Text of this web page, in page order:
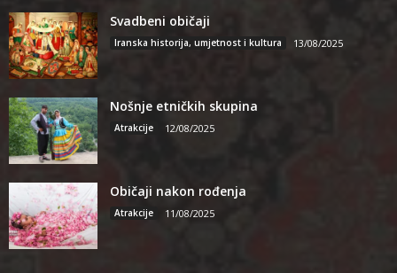
Svadbeni običaji
Iranska historija, umjetnost i kultura 13/08/2025
Nošnje etničkih skupina
Atrakcije 12/08/2025
Običaji nakon rođenja
Atrakcije 11/08/2025